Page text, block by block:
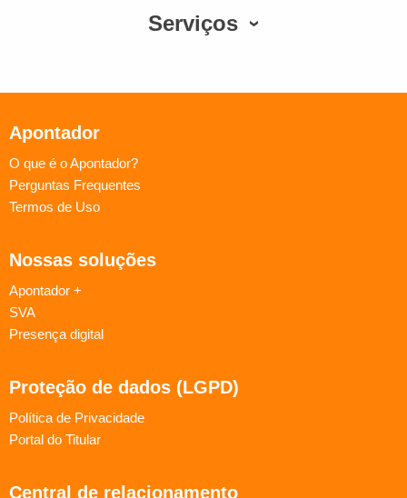
Serviços
Apontador
O que é o Apontador?
Perguntas Frequentes
Termos de Uso
Nossas soluções
Apontador +
SVA
Presença digital
Proteção de dados (LGPD)
Política de Privacidade
Portal do Titular
Central de relacionamento